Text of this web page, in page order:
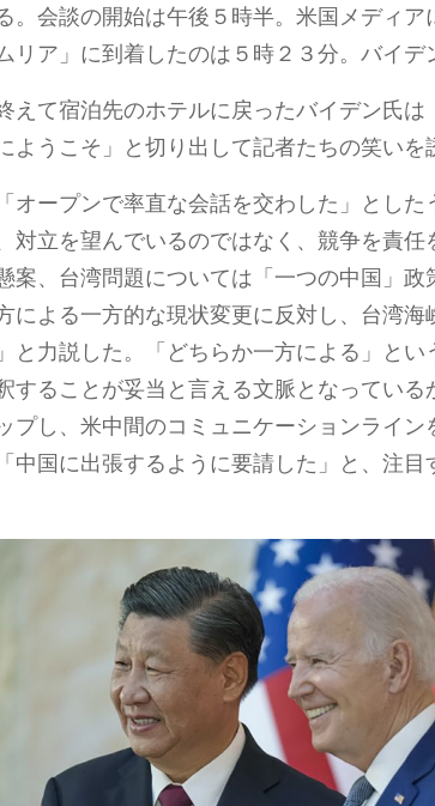
。会談の開始は午後５時半。米国メディ
リア」に到着したのは５時２３分。バイデ
えて宿泊先のホテルに戻ったバイデン氏
ようこそ」と切り出して記者たちの笑いを
オープンで率直な会話を交わした」とし
対立を望んでいるのではなく、競争を責
案、台湾問題については「一つの中国」
による一方的な現状変更に反対し、台湾
と力説した。「どちらか一方による」と
することが妥当と言える文脈となってい
プし、米中間のコミュニケーションライン
中国に出張するように要請した」と、注